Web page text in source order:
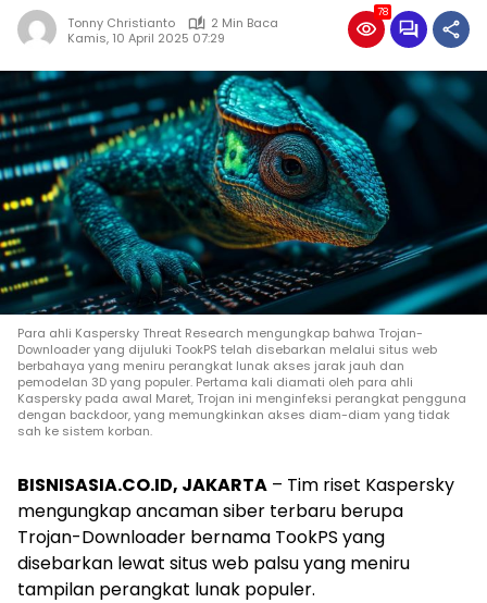
Tonny Christianto
2 Min Baca
Kamis, 10 April 2025 07:29
78
Para ahli Kaspersky Threat Research mengungkap bahwa Trojan-
Downloader yang dijuluki TookPS telah disebarkan melalui situs web
berbahaya yang meniru perangkat lunak akses jarak jauh dan
pemodelan 3D yang populer. Pertama kali diamati oleh para ahli
Kaspersky pada awal Maret, Trojan ini menginfeksi perangkat pengguna
dengan backdoor, yang memungkinkan akses diam-diam yang tidak
sah ke sistem korban.
BISNISASIA.CO.ID, JAKARTA – Tim riset Kaspersky
mengungkap ancaman siber terbaru berupa
Trojan-Downloader bernama TookPS yang
disebarkan lewat situs web palsu yang meniru
tampilan perangkat lunak populer.